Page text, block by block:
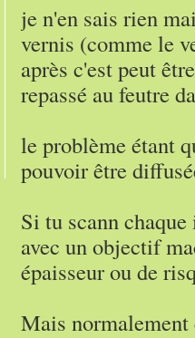
je n'en sais rien
vernis (comme le
après c'est peut
repassé au feutre
le problème étant
pouvoir être
Si tu scann
avec un objectif
épaisseur ou de
Mais